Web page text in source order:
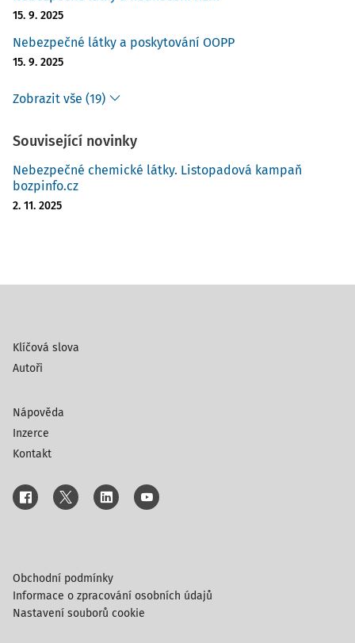
15. 9. 2025
Nebezpečné látky a poskytování OOPP
15. 9. 2025
Zobrazit vše (19)
Související novinky
Nebezpečné chemické látky. Listopadová kampaň
bozpinfo.cz
2. 11. 2025
Klíčová slova
Autoři
Nápověda
Inzerce
Kontakt
Obchodní podmínky
Informace o zpracování osobních údajů
Nastavení souborů cookie